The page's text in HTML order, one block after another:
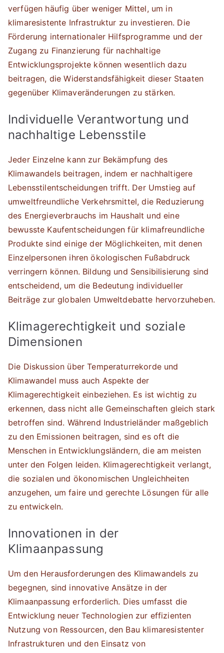
verfügen häufig über weniger Mittel, um in
klimaresistente Infrastruktur zu investieren. Die
Förderung internationaler Hilfsprogramme und der
Zugang zu Finanzierung für nachhaltige
Entwicklungsprojekte können wesentlich dazu
beitragen, die Widerstandsfähigkeit dieser Staaten
gegenüber Klimaveränderungen zu stärken.
Individuelle Verantwortung und
nachhaltige Lebensstile
Jeder Einzelne kann zur Bekämpfung des
Klimawandels beitragen, indem er nachhaltigere
Lebensstilentscheidungen trifft. Der Umstieg auf
umweltfreundliche Verkehrsmittel, die Reduzierung
des Energieverbrauchs im Haushalt und eine
bewusste Kaufentscheidungen für klimafreundliche
Produkte sind einige der Möglichkeiten, mit denen
Einzelpersonen ihren ökologischen Fußabdruck
verringern können. Bildung und Sensibilisierung sind
entscheidend, um die Bedeutung individueller
Beiträge zur globalen Umweltdebatte hervorzuheben.
Klimagerechtigkeit und soziale
Dimensionen
Die Diskussion über Temperaturrekorde und
Klimawandel muss auch Aspekte der
Klimagerechtigkeit einbeziehen. Es ist wichtig zu
erkennen, dass nicht alle Gemeinschaften gleich stark
betroffen sind. Während Industrieländer maßgeblich
zu den Emissionen beitragen, sind es oft die
Menschen in Entwicklungsländern, die am meisten
unter den Folgen leiden. Klimagerechtigkeit verlangt,
die sozialen und ökonomischen Ungleichheiten
anzugehen, um faire und gerechte Lösungen für alle
zu entwickeln.
Innovationen in der
Klimaanpassung
Um den Herausforderungen des Klimawandels zu
begegnen, sind innovative Ansätze in der
Klimaanpassung erforderlich. Dies umfasst die
Entwicklung neuer Technologien zur effizienten
Nutzung von Ressourcen, den Bau klimaresistenter
Infrastrukturen und den Einsatz von